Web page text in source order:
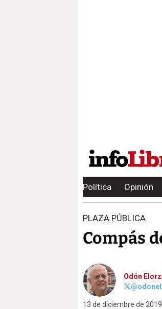
Política Opinión
PLAZA PÚBLICA
Compás
Odón
13 de diciembre de 2019